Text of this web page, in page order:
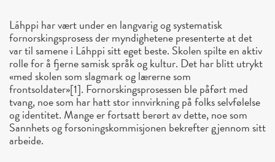
Láhppi har vært under en langvarig og systematisk
fornorskingsprosess der myndighetene presenterte at det
var til samene i Láhppi sitt eget beste. Skolen spilte en aktiv
rolle for å fjerne samisk språk og kultur. Det har blitt utrykt
«med skolen som slagmark og lærerne som
frontsoldater»[1]. Fornorskingsprosessen ble påført med
tvang, noe som har hatt stor innvirkning på folks selvfølelse
og identitet. Mange er fortsatt berørt av dette, noe som
Sannhets og forsoningskommisjonen bekrefter gjennom sitt
arbeide.